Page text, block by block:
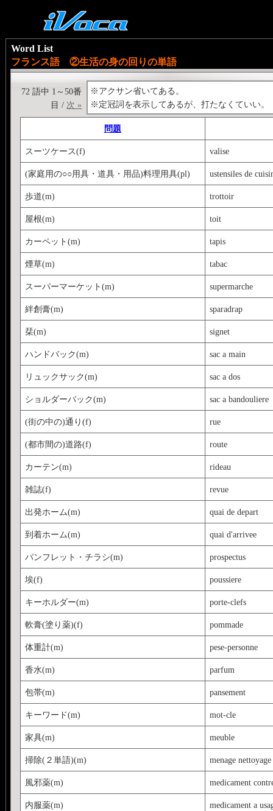
Word List
フランス語 ②生活の身の回りの単語
※アクサン省いてある。
※定冠詞を表示してあるが、打たなくていい。
72 語中 1～50番
目 / 次 »
問題
スーツケース(f) valise
(家庭用の○○用具・道具・用品)料理用具(pl) ustensiles de
歩道(m) trottoir
屋根(m) toit
カーペット(m) tapis
煙草(m) tabac
スーパーマーケット(m) supermarche
絆創膏(m) sparadrap
栞(m) signet
ハンドバック(m) sac a main
リュックサック(m) sac a dos
ショルダーバック(m) sac a bandouliere
(街の中の)通り(f) rue
(都市間の)道路(f) route
カーテン(m) rideau
雑誌(f) revue
出発ホーム(m) quai de depart
到着ホーム(m) quai d'arrivee
パンフレット・チラシ(m) prospectus
埃(f) poussiere
キーホルダー(m) porte-clefs
軟膏(塗り薬)(f) pommade
体重計(m) pese-personne
香水(m) parfum
包帯(m) pansement
キーワード(m) mot-cle
家具(m) meuble
掃除(２単語)(m) menage nettoyage
風邪薬(m) medicament
内服薬(m) medicament a